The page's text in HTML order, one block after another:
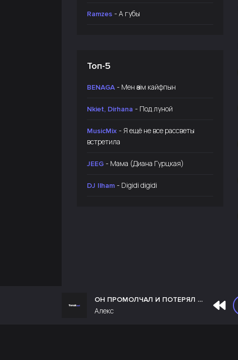
Ramzes - А губы
Топ-5
BENAGA - Мен өзім кайфпын
Nkiet, Dirhana - Под луной
MusicMix - Я ещё не все рассветы
встретила
JEEG - Мама (Диана Гурцкая)
DJ Ilham - Digidi digidi
ОН ПРОМОЛЧАЛ И ПОТЕРЯЛ ЕЁ
Алекс